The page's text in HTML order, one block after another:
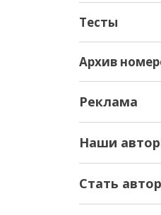
Тесты
Архив
Реклама
Наши
Стать